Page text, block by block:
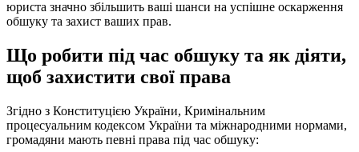
юриста значно збільшить ваші шанси на успішне оскарження
обшуку та захист ваших прав.
Що робити під час обшуку та як діяти,
щоб захистити свої права
Згідно з Конституцією України, Кримінальним
процесуальним кодексом України та міжнародними нормами,
громадяни мають певні права під час обшуку: